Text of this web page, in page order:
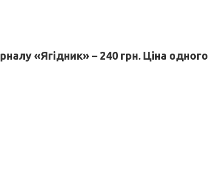
«Ягідник» – 240 грн. Ціна одного